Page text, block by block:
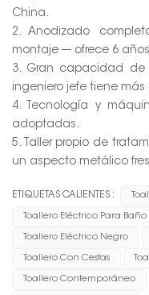
China.
2. Anodizado
montaje --- ofrece 6
3. Gran capacidad de
ingeniero jefe tiene
4. Tecnología y
adoptadas.
5. Taller propio de
un aspecto metálico
ETIQUETAS CALIENTES :
Toallero Eléctrico Para Baño
Toallero Eléctrico Negro
Toallero Con Cestas
Toallero Contemporáneo